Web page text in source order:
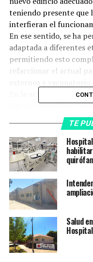
teniendo presente que
interfieran el
En ese sentido, se ha
adaptada a diferentes
permitiendo esto
refaccionar el actual
En la actualidad el
con una superficie
servicios con 4
odontológico,
de rayos X, farmacia,
internación, sala de
observación,
La obra a licitar trata
existente para el
Emergencias.
Sobre la base del
considerando las
un organigrama
TE
Salud